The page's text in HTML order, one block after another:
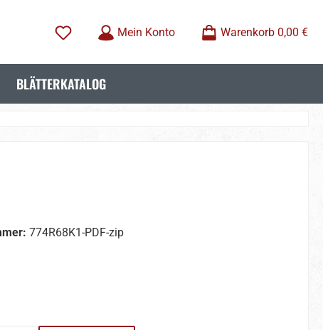
Mein Konto
Warenkorb 0,00 €
BLÄTTERKATALOG
774R68K1-PDF-zip